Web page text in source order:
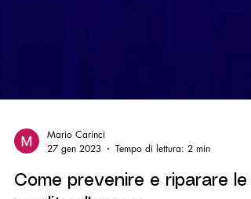
Mario Carinci
27 gen 2023
Tempo di lettura: 2 min